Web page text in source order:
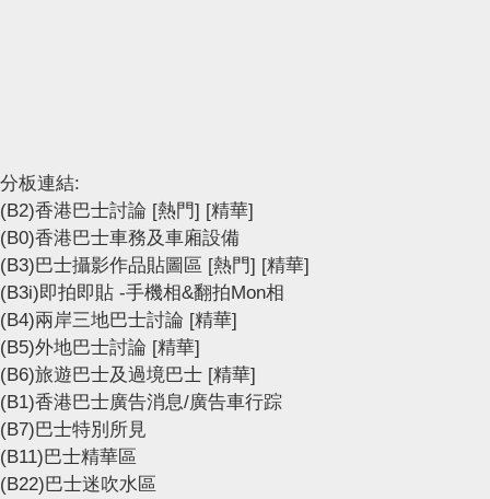
分板連結:
(B2)香港巴士討論 [熱門] [精華]
(B0)香港巴士車務及車廂設備
(B3)巴士攝影作品貼圖區 [熱門] [精華]
(B3i)即拍即貼 -手機相&翻拍Mon相
(B4)兩岸三地巴士討論 [精華]
(B5)外地巴士討論 [精華]
(B6)旅遊巴士及過境巴士 [精華]
(B1)香港巴士廣告消息/廣告車行踪
(B7)巴士特別所見
(B11)巴士精華區
(B22)巴士迷吹水區